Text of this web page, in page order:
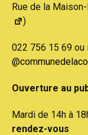
Rue de la
)
022 756 15 69 ou
Ouverture au
Mardi de 14h à
rendez-vous